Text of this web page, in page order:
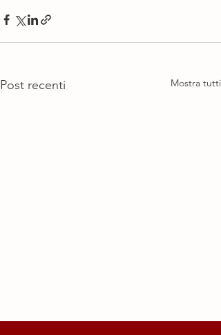
Post recenti Mostra tutti